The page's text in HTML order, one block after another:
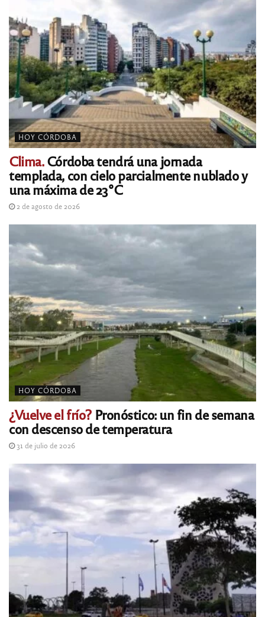
HOY CÓRDOBA
Clima.Córdoba tendrá una jornada
templada, con cielo parcialmente nublado y
una máxima de 23°C
2 de agosto de 2026
HOY CÓRDOBA
¿Vuelve el frío?Pronóstico: un fin de semana
con descenso de temperatura
31 de julio de 2026